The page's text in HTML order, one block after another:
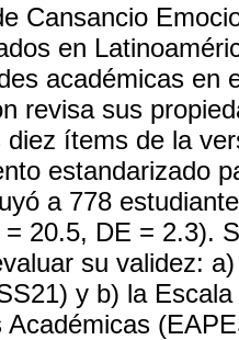
Cansancio
en
académicas en
revisa sus
diez ítems de la
estandarizado
a 778
20.5, DE = 2.3).
su validez:
y b) la
Académicas